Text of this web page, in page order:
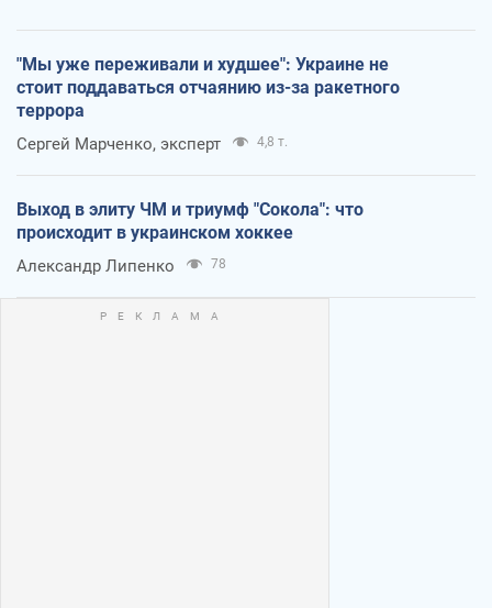
"Мы уже переживали и худшее": Украине не
стоит поддаваться отчаянию из-за ракетного
террора
Сергей Марченко, эксперт 4,8 т.
Выход в элиту ЧМ и триумф "Сокола": что
происходит в украинском хоккее
Александр Липенко 78